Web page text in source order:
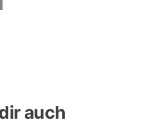
auch